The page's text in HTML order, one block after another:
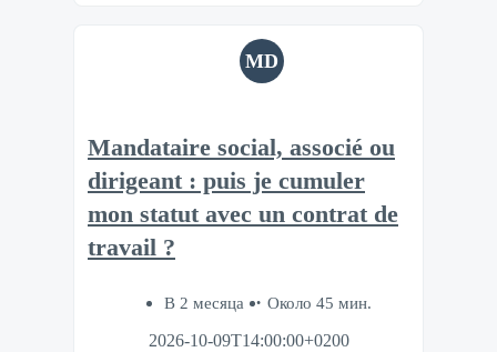
MD
Mandataire social, associé ou
dirigeant : puis je cumuler
mon statut avec un contrat de
travail ?
В 2 месяца
Около 45 мин.
2026-10-09T14:00:00+0200